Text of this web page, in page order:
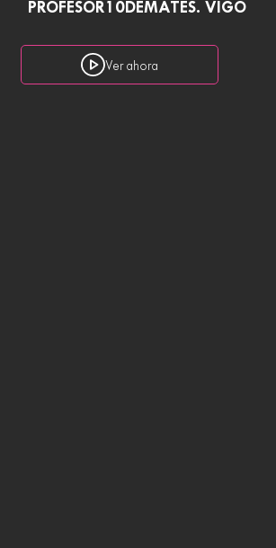
PROFESOR10DEMATES. VIGO
Ver ahora